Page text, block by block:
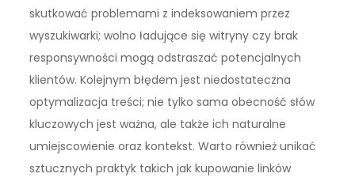
skutkować problemami z indeksowaniem przez
wyszukiwarki; wolno ładujące się witryny czy brak
responsywności mogą odstraszać potencjalnych
klientów. Kolejnym błędem jest niedostateczna
optymalizacja treści; nie tylko sama obecność słów
kluczowych jest ważna, ale także ich naturalne
umiejscowienie oraz kontekst. Warto również unikać
sztucznych praktyk takich jak kupowanie linków